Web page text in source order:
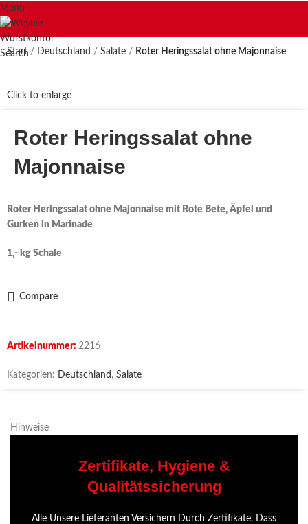
Menu
Search
Start Deutschland Salate Roter Heringssalat ohne Majonnaise
Click to enlarge
Roter Heringssalat ohne
Majonnaise
Roter Heringssalat ohne Majonnaise mit Rote Bete, Äpfel und
Gurken in Marinade
1,- kg Schale
Compare
Artikelnummer: 2216
Kategorien: Deutschland , Salate
Hinweise
Zertifikate, Hygiene &
Qualitätssicherung
Alle Unsere Lieferanten Versichern Durch Zertifikate, Dass